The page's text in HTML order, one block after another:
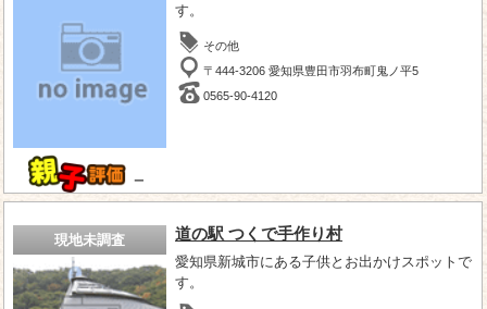
－
す。
その他
〒444-3206 愛知県豊田市羽布町鬼ノ平5
0565-90-4120
現地未調査 道の駅 つくで手作り村
愛知県新城市にある子供とお出かけスポットで
す。